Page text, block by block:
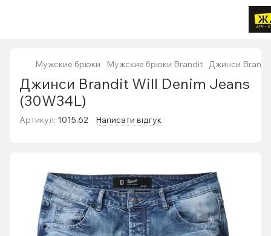
Мужские брюки Мужские брюки Brandit Джинси
Джинси Brandit Will Denim Jeans
(30W34L)
Артикул: 1015.62 Написати відгук